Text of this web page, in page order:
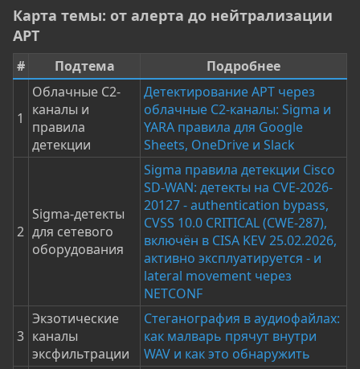
Карта темы: от алерта до нейтрализации
APT​
# Подтема Подробнее
1
Облачные C2-
каналы и
правила
детекции
Детектирование APT через
облачные C2-каналы: Sigma и
YARA правила для Google
Sheets, OneDrive и Slack
2
Sigma-детекты
для сетевого
оборудования
Sigma правила детекции Cisco
SD-WAN: детекты на CVE-2026-
20127 - authentication bypass,
CVSS 10.0 CRITICAL (CWE-287),
включён в CISA KEV 25.02.2026,
активно эксплуатируется - и
lateral movement через
NETCONF
3
Экзотические
каналы
эксфильтрации
Стеганография в аудиофайлах:
как малварь прячут внутри
WAV и как это обнаружить